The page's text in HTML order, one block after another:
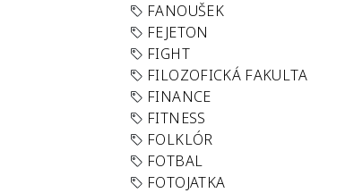
FANOUŠEK
FEJETON
FIGHT
FILOZOFICKÁ FAKULTA
FINANCE
FITNESS
FOLKLÓR
FOTBAL
FOTOJATKA